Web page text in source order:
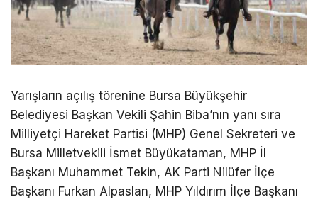
Yarışların açılış törenine Bursa Büyükşehir
Belediyesi Başkan Vekili Şahin Biba’nın yanı sıra
Milliyetçi Hareket Partisi (MHP) Genel Sekreteri ve
Bursa Milletvekili İsmet Büyükataman, MHP İl
Başkanı Muhammet Tekin, AK Parti Nilüfer İlçe
Başkanı Furkan Alpaslan, MHP Yıldırım İlçe Başkanı